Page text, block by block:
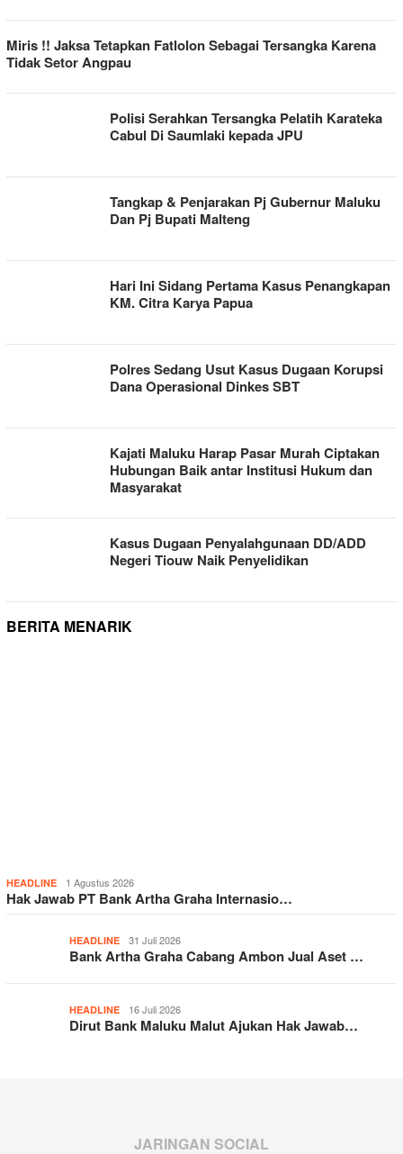
Miris !! Jaksa Tetapkan Fatlolon Sebagai Tersangka Karena
Tidak Setor Angpau
Polisi Serahkan Tersangka Pelatih Karateka
Cabul Di Saumlaki kepada JPU
Tangkap & Penjarakan Pj Gubernur Maluku
Dan Pj Bupati Malteng
Hari Ini Sidang Pertama Kasus Penangkapan
KM. Citra Karya Papua
Polres Sedang Usut Kasus Dugaan Korupsi
Dana Operasional Dinkes SBT
Kajati Maluku Harap Pasar Murah Ciptakan
Hubungan Baik antar Institusi Hukum dan
Masyarakat
Kasus Dugaan Penyalahgunaan DD/ADD
Negeri Tiouw Naik Penyelidikan
BERITA MENARIK
HEADLINE 1 Agustus 2026
Hak Jawab PT Bank Artha Graha Internasio…
HEADLINE 31 Juli 2026
Bank Artha Graha Cabang Ambon Jual Aset …
HEADLINE 16 Juli 2026
Dirut Bank Maluku Malut Ajukan Hak Jawab…
JARINGAN SOCIAL